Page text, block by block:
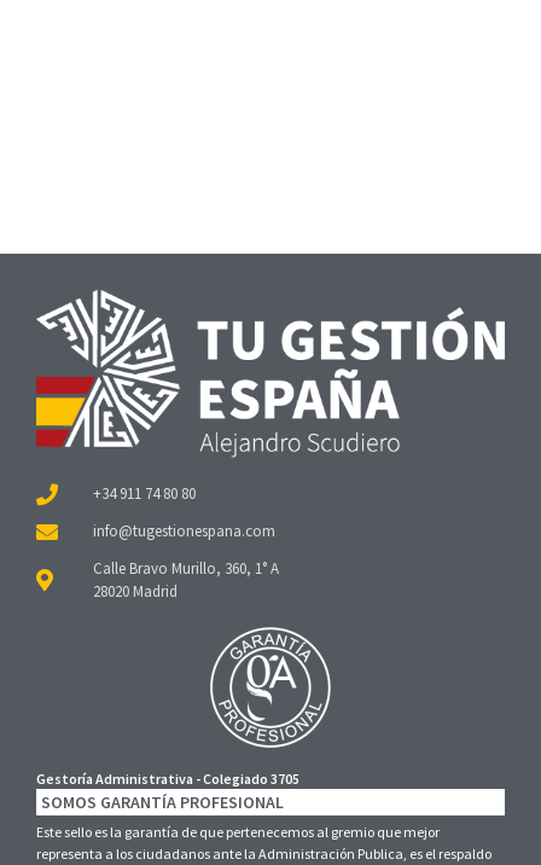
+34 911 74 80 80
Calle Bravo Murillo, 360, 1° A
28020 Madrid
Gestoría Administrativa - Colegiado 3705
SOMOS GARANTÍA PROFESIONAL
Este sello es la garantía de que pertenecemos al gremio que mejor
representa a los ciudadanos ante la Administración Publica, es el respaldo